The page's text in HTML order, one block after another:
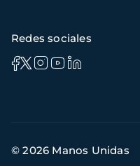
Redes sociales
de
© 2026 Manos Unidas